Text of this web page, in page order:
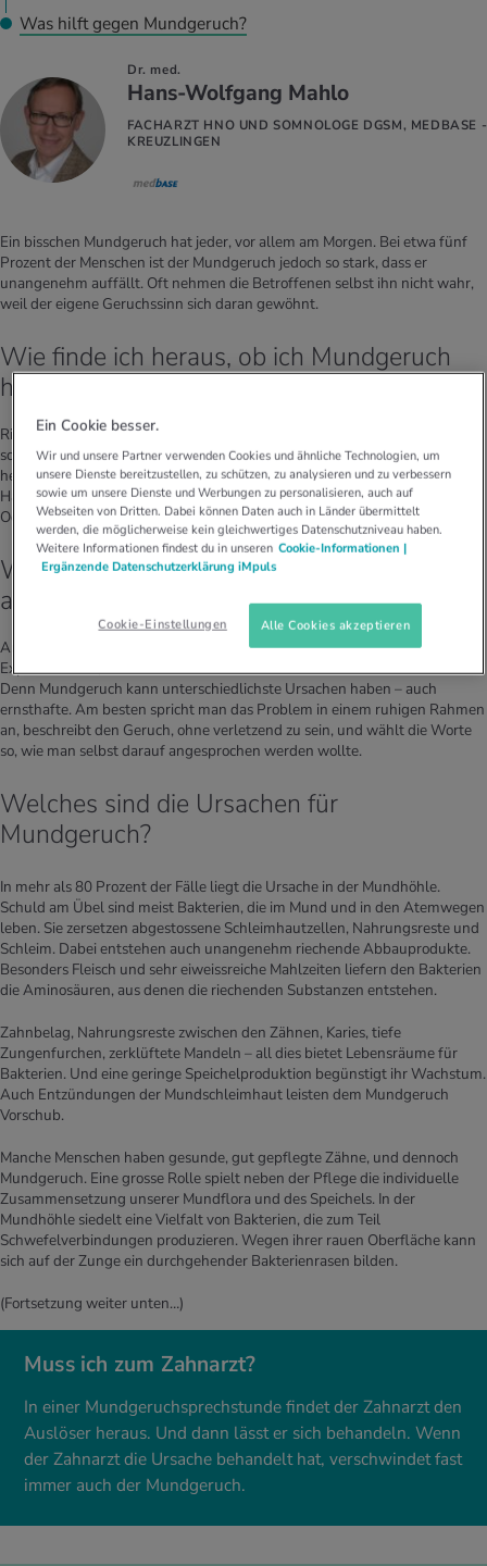
Was hilft gegen Mundgeruch?
Dr. med.
Hans-Wolfgang Mahlo
FACHARZT HNO UND SOMNOLOGE DGSM, MEDBASE ­
KREUZLINGEN
Ein bisschen Mundgeruch hat jeder, vor allem am Morgen. Bei etwa fünf
Prozent der Menschen ist der Mundgeruch jedoch so stark, dass er
unangenehm auffällt. Oft nehmen die Betroffenen selbst ihn nicht wahr,
weil der eigene Geruchssinn sich daran gewöhnt.
Wie finde ich heraus, ob ich Mundgeruch
habe?
Riecht der eigene Atem unangenehm, weiss man selbst davon oft nichts –
sofern sich niemand traut, das Tabuthema anzusprechen. Um
herauszufinden, ob man aus dem Mund riecht, hilft es etwa, das
Handgelenk an der Innenseite kurz abzulecken und dann daran zu riechen.
Oder man bittet einen vertrauten Menschen um einen «Geruchstest».
Wie mache ich andere auf Mundgeruch
aufmerksam?
Andere darauf aufmerksam zu machen, erfordert Fingerspitzengefühl.
Experten raten, Betroffene behutsam darauf aufmerksam zu machen.
Denn Mundgeruch kann unterschiedlichste Ursachen haben – auch
ernsthafte. Am besten spricht man das Problem in einem ruhigen Rahmen
an, beschreibt den Geruch, ohne verletzend zu sein, und wählt die Worte
so, wie man selbst darauf angesprochen werden wollte.
Welches sind die Ursachen für
Mundgeruch?
Muss ich zum Zahnarzt?
In einer Mundgeruchsprechstunde findet der Zahnarzt den
Auslöser heraus. Und dann lässt er sich behandeln. Wenn
der Zahnarzt die Ursache behandelt hat, verschwindet fast
immer auch der Mundgeruch.
In mehr als 80 Prozent der Fälle liegt die Ursache in der Mundhöhle.
Schuld am Übel sind meist Bakterien, die im Mund und in den Atemwegen
leben. Sie zersetzen abgestossene Schleimhautzellen, Nahrungsreste und
Schleim. Dabei entstehen auch unangenehm riechende Abbauprodukte.
Besonders Fleisch und sehr eiweissreiche Mahlzeiten liefern den Bakterien
die Aminosäuren, aus denen die riechenden Substanzen entstehen.
Zahnbelag, Nahrungsreste zwischen den Zähnen, Karies, tiefe
Zungenfurchen, zerklüftete Mandeln – all dies bietet Lebensräume für
Bakterien. Und eine geringe Speichelproduktion begünstigt ihr Wachstum.
Auch Entzündungen der Mundschleimhaut leisten dem Mundgeruch
Vorschub.
Manche Menschen haben gesunde, gut gepflegte Zähne, und dennoch
Mundgeruch. Eine grosse Rolle spielt neben der Pflege die individuelle
Zusammensetzung unserer Mundflora und des Speichels. In der
Mundhöhle siedelt eine Vielfalt von Bakterien, die zum Teil
Schwefelverbindungen produzieren. Wegen ihrer rauen Oberfläche kann
sich auf der Zunge ein durchgehender Bakterienrasen bilden.
(Fortsetzung weiter unten…)
Ein Cookie besser.
Wir und unsere Partner verwenden Cookies und ähnliche Technologien, um
unsere Dienste bereitzustellen, zu schützen, zu analysieren und zu verbessern
sowie um unsere Dienste und Werbungen zu personalisieren, auch auf
Webseiten von Dritten. Dabei können Daten auch in Länder übermittelt
werden, die möglicherweise kein gleichwertiges Datenschutzniveau haben.
Weitere Informationen findest du in unseren Cookie-Informationen |
Ergänzende Datenschutzerklärung iMpuls
Cookie-Einstellungen Alle Cookies akzeptieren